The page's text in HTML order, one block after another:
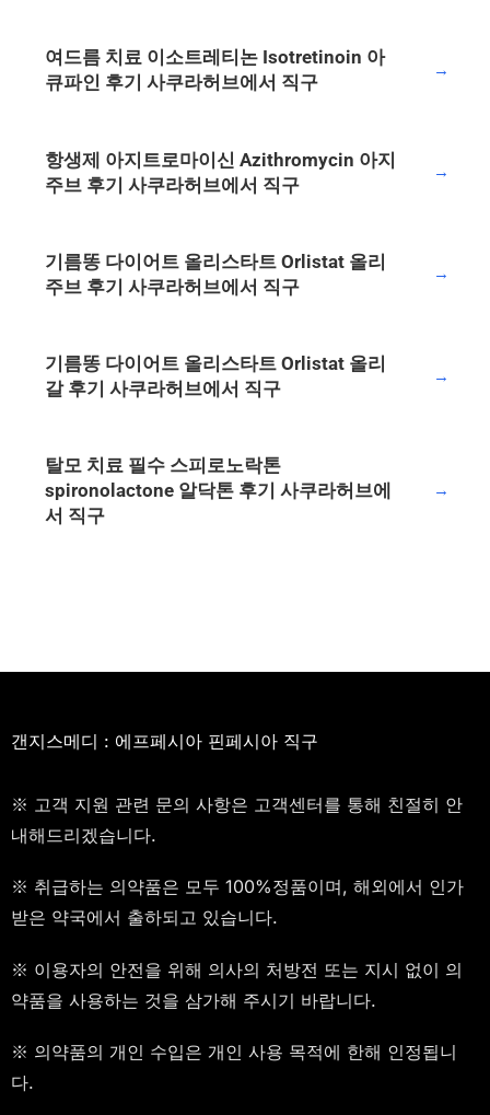
여드름 치료 이소트레티논 Isotretinoin 아
큐파인 후기 사쿠라허브에서 직구
→
항생제 아지트로마이신 Azithromycin 아지
주브 후기 사쿠라허브에서 직구
→
기름똥 다이어트 올리스타트 Orlistat 올리
주브 후기 사쿠라허브에서 직구
→
기름똥 다이어트 올리스타트 Orlistat 올리
갈 후기 사쿠라허브에서 직구
→
탈모 치료 필수 스피로노락톤
spironolactone 알닥톤 후기 사쿠라허브에
서 직구
→
갠지스메디 : 에프페시아 핀페시아 직구
※ 고객 지원 관련 문의 사항은 고객센터를 통해 친절히 안
내해드리겠습니다.
※ 취급하는 의약품은 모두 100%정품이며, 해외에서 인가
받은 약국에서 출하되고 있습니다.
※ 이용자의 안전을 위해 의사의 처방전 또는 지시 없이 의
약품을 사용하는 것을 삼가해 주시기 바랍니다.
※ 의약품의 개인 수입은 개인 사용 목적에 한해 인정됩니
다.